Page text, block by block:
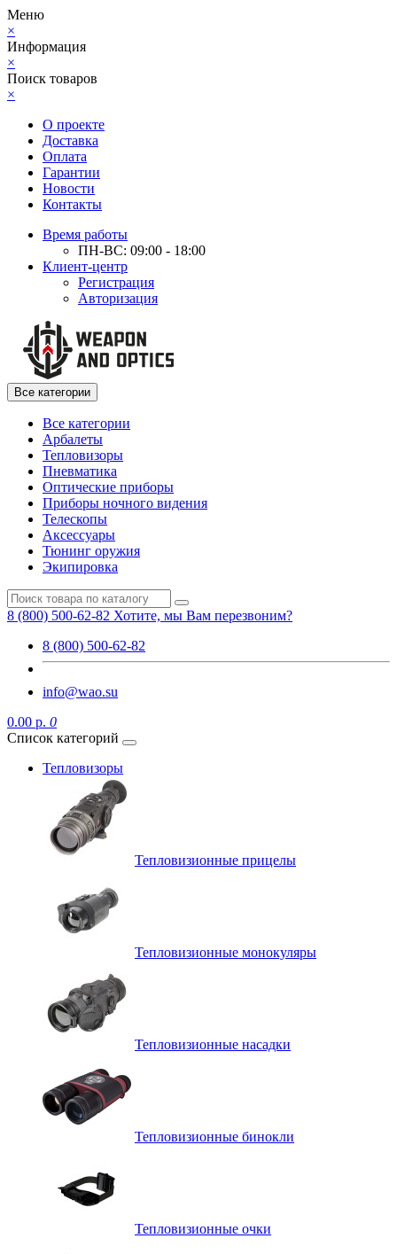
Меню
×
Информация
×
Поиск товаров
×
О проекте
Доставка
Оплата
Гарантии
Новости
Контакты
Время работы
ПН-ВС: 09:00 - 18:00
Клиент-центр
Регистрация
Авторизация
Все категории
Все категории
Арбалеты
Тепловизоры
Пневматика
Оптические приборы
Приборы ночного видения
Телескопы
Аксессуары
Тюнинг оружия
Экипировка
8 (800) 500-62-82 Хотите, мы Вам перезвоним?
8 (800) 500-62-82
info@wao.su
0.00 р. 0
Список категорий
Тепловизоры
Тепловизионные прицелы
Тепловизионные монокуляры
Тепловизионные насадки
Тепловизионные бинокли
Тепловизионные очки